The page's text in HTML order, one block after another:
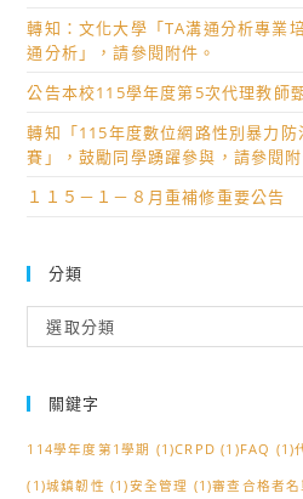
轉知：文化大學「TA溝通分析專業
通分析」，請參閱附件。
公告本校115學年度第5次代理教師
轉知「115年度數位網路性別暴力
賽」，鼓勵同學踴躍參與，請參閱附
１１５－１－８月重補修重要公告
分類
類
選取分類
關鍵字
114學年度第1學期 (1)CRPD (1)FAQ (1)
(1)城鎮韌性 (1)安全管理 (1)審查合格者名